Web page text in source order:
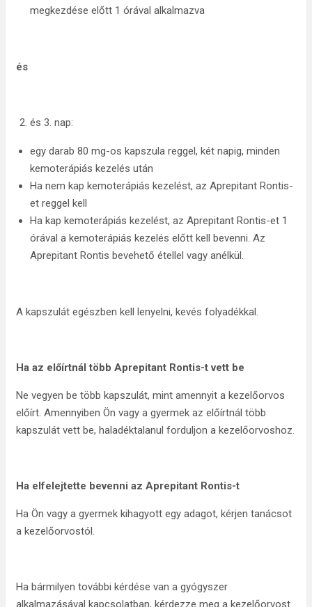
megkezdése előtt 1 órával alkalmazva
és
és 3. nap:
egy darab 80 mg-os kapszula reggel, két napig, minden
kemoterápiás kezelés után
Ha nem kap kemoterápiás kezelést, az Aprepitant Rontis-
et reggel kell
Ha kap kemoterápiás kezelést, az Aprepitant Rontis-et 1
órával a kemoterápiás kezelés előtt kell bevenni. Az
Aprepitant Rontis bevehető étellel vagy anélkül.
A kapszulát egészben kell lenyelni, kevés folyadékkal.
Ha az előírtnál több Aprepitant Rontis-t vett be
Ne vegyen be több kapszulát, mint amennyit a kezelőorvos
előírt. Amennyiben Ön vagy a gyermek az előírtnál több
kapszulát vett be, haladéktalanul forduljon a kezelőorvoshoz.
Ha elfelejtette bevenni az Aprepitant Rontis-t
Ha Ön vagy a gyermek kihagyott egy adagot, kérjen tanácsot
a kezelőorvostól.
Ha bármilyen további kérdése van a gyógyszer
alkalmazásával kapcsolatban, kérdezze meg a kezelőorvost